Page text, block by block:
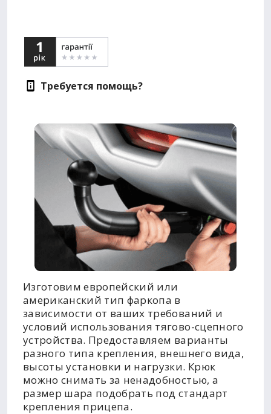
Требуется помощь?
Изготовим европейский или
американский тип фаркопа в
зависимости от ваших требований и
условий использования тягово-сцепного
устройства. Предоставляем варианты
разного типа крепления, внешнего вида,
высоты установки и нагрузки. Крюк
можно снимать за ненадобностью, а
размер шара подобрать под стандарт
крепления прицепа.